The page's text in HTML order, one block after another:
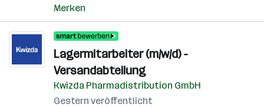
Merken
Lagermitarbeiter (m/w/d) -
Versandabteilung
Kwizda Pharmadistribution GmbH
Gestern veröffentlicht